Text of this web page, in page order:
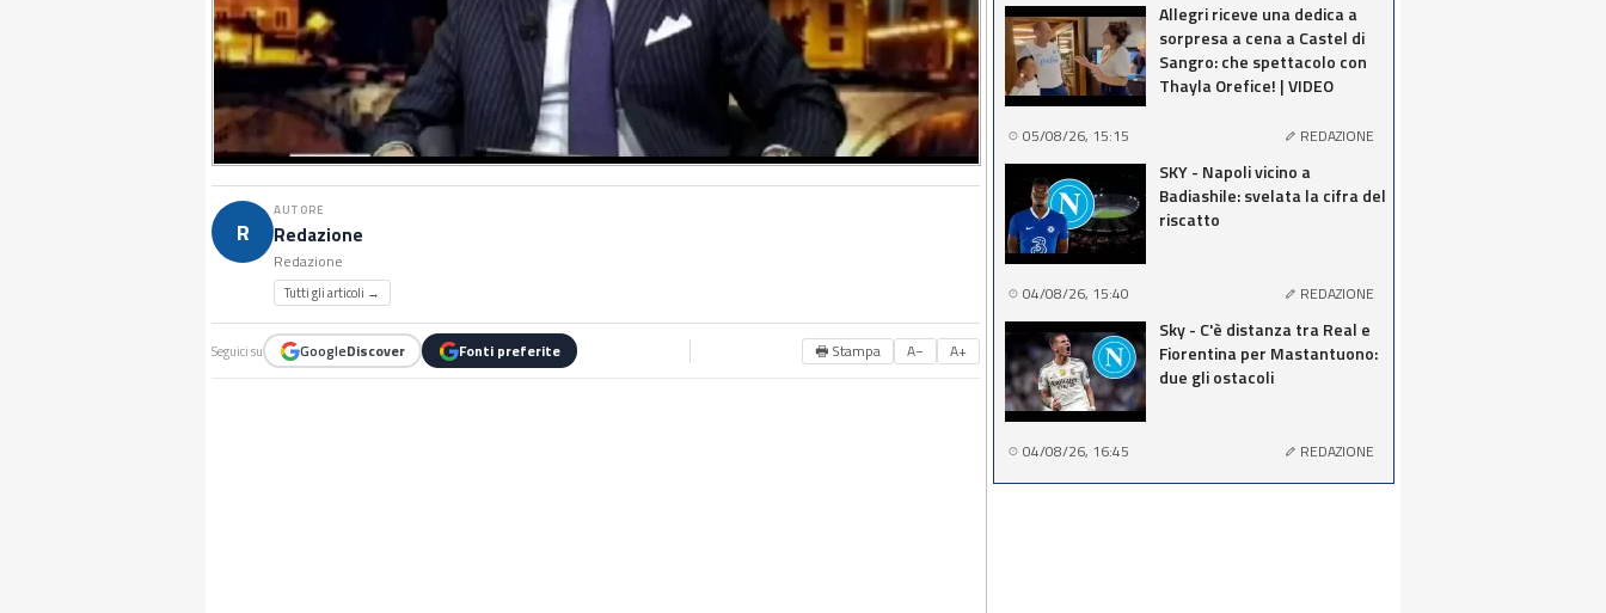
R
AUTORE
Redazione
Redazione
Tutti gli articoli →
Seguici su GoogleDiscover Fonti preferite 🖶 Stampa A− A+
Allegri riceve una dedica a
sorpresa a cena a Castel di
Sangro: che spettacolo con
Thayla Orefice! | VIDEO
05/08/26, 15:15 REDAZIONE
SKY - Napoli vicino a
Badiashile: svelata la cifra del
riscatto
04/08/26, 15:40 REDAZIONE
Sky - C'è distanza tra Real e
Fiorentina per Mastantuono:
due gli ostacoli
04/08/26, 16:45 REDAZIONE